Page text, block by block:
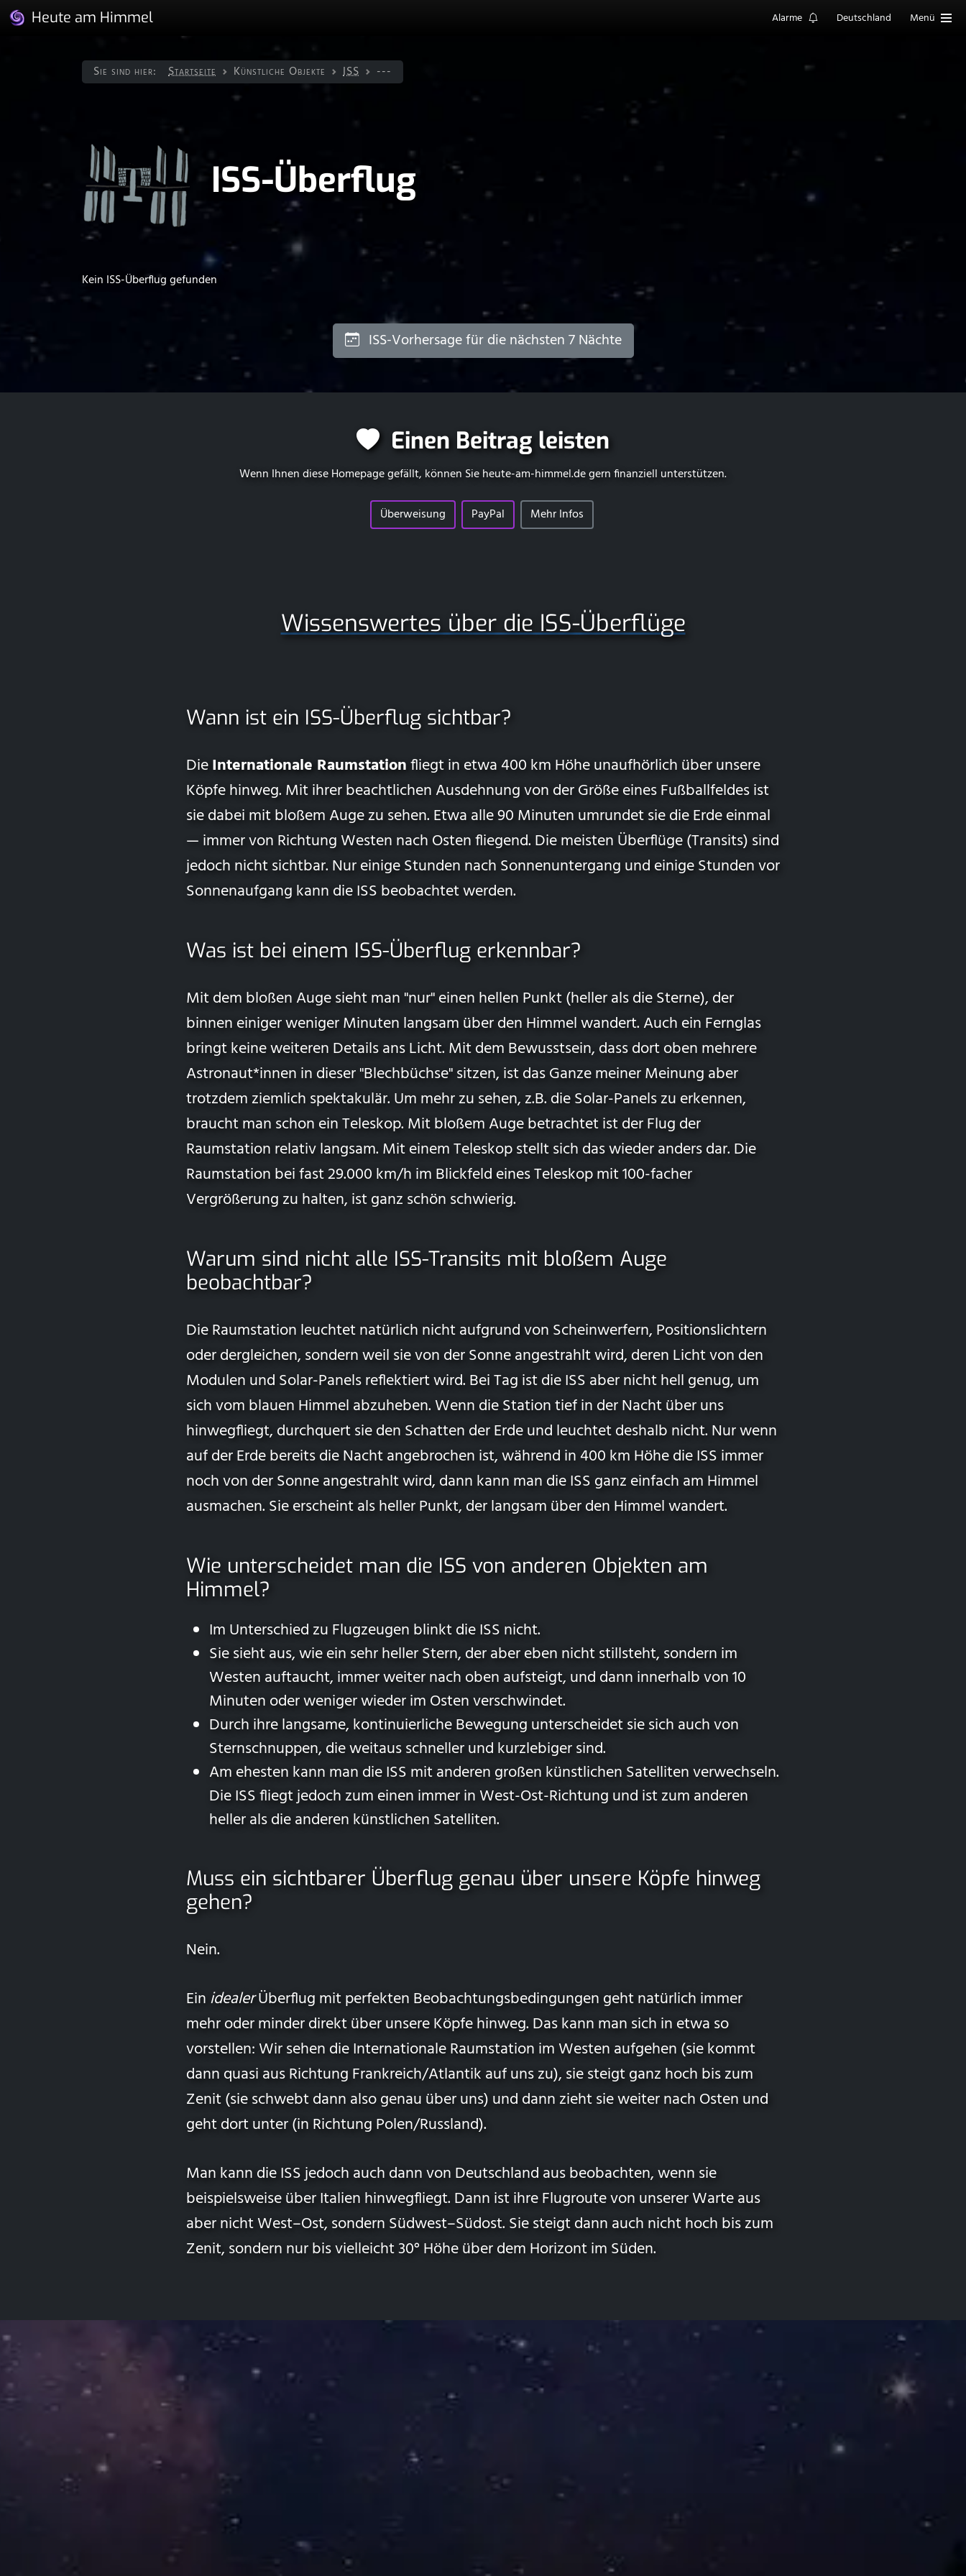
Heute am Himmel Alarme Deutschland Menü
Sie sind hier: Startseite Künstliche Objekte ISS ---
ISS-Überflug
Kein ISS-Überflug gefunden
ISS-Vorhersage für die nächsten 7 Nächte
Einen Beitrag leisten
Wenn Ihnen diese Homepage gefällt, können Sieheute-am-himmel.degern finanziell unterstützen.
Überweisung PayPal Mehr Infos
Wissenswertes über die ISS-Überflüge
Wann ist ein ISS-Überflug sichtbar?
DieInternationale Raumstationfliegt in etwa 400 km Höhe unaufhörlich über unsere
Köpfe hinweg. Mit ihrer beachtlichen Ausdehnung von der Größe eines Fußballfeldes ist
sie dabei mit bloßem Auge zu sehen. Etwa alle 90 Minuten umrundet sie die Erde einmal
— immer von Richtung Westen nach Osten fliegend. Die meisten Überflüge (Transits) sind
jedoch nicht sichtbar. Nur einige Stunden nach Sonnenuntergang und einige Stunden vor
Sonnenaufgang kann die ISS beobachtet werden.
Was ist bei einem ISS-Überflug erkennbar?
Mit dem bloßen Auge sieht man "nur" einen hellen Punkt (heller als die Sterne), der
binnen einiger weniger Minuten langsam über den Himmel wandert. Auch ein Fernglas
bringt keine weiteren Details ans Licht. Mit dem Bewusstsein, dass dort oben mehrere
Astronaut*innen in dieser "Blechbüchse" sitzen, ist das Ganze meiner Meinung aber
trotzdem ziemlich spektakulär. Um mehr zu sehen, z.B. die Solar-Panels zu erkennen,
braucht man schon ein Teleskop. Mit bloßem Auge betrachtet ist der Flug der
Raumstation relativ langsam. Mit einem Teleskop stellt sich das wieder anders dar. Die
Raumstation bei fast 29.000 km/h im Blickfeld eines Teleskop mit 100-facher
Vergrößerung zu halten, ist ganz schön schwierig.
Warum sind nicht alle ISS-Transits mit bloßem Auge
beobachtbar?
Die Raumstation leuchtet natürlich nicht aufgrund von Scheinwerfern, Positionslichtern
oder dergleichen, sondern weil sie von der Sonne angestrahlt wird, deren Licht von den
Modulen und Solar-Panels reflektiert wird. Bei Tag ist die ISS aber nicht hell genug, um
sich vom blauen Himmel abzuheben. Wenn die Station tief in der Nacht über uns
hinwegfliegt, durchquert sie den Schatten der Erde und leuchtet deshalb nicht. Nur wenn
auf der Erde bereits die Nacht angebrochen ist, während in 400 km Höhe die ISS immer
noch von der Sonne angestrahlt wird, dann kann man die ISS ganz einfach am Himmel
ausmachen. Sie erscheint als heller Punkt, der langsam über den Himmel wandert.
Wie unterscheidet man die ISS von anderen Objekten am
Himmel?
Im Unterschied zu Flugzeugen blinkt die ISS nicht.
Sie sieht aus, wie ein sehr heller Stern, der aber eben nicht stillsteht, sondern im
Westen auftaucht, immer weiter nach oben aufsteigt, und dann innerhalb von 10
Minuten oder weniger wieder im Osten verschwindet.
Durch ihre langsame, kontinuierliche Bewegung unterscheidet sie sich auch von
Sternschnuppen, die weitaus schneller und kurzlebiger sind.
Am ehesten kann man die ISS mit anderen großen künstlichen Satelliten verwechseln.
Die ISS fliegt jedoch zum einen immer in West-Ost-Richtung und ist zum anderen
heller als die anderen künstlichen Satelliten.
Muss ein sichtbarer Überflug genau über unsere Köpfe hinweg
gehen?
Nein.
Ein idealerÜberflug mit perfekten Beobachtungsbedingungen geht natürlich immer
mehr oder minder direkt über unsere Köpfe hinweg. Das kann man sich in etwa so
vorstellen: Wir sehen die Internationale Raumstation im Westen aufgehen (sie kommt
dann quasi aus Richtung Frankreich/Atlantik auf uns zu), sie steigt ganz hoch bis zum
Zenit (sie schwebt dann also genau über uns) und dann zieht sie weiter nach Osten und
geht dort unter (in Richtung Polen/Russland).
Man kann die ISS jedoch auch dann von Deutschland aus beobachten, wenn sie
beispielsweise über Italien hinwegfliegt. Dann ist ihre Flugroute von unserer Warte aus
aber nicht West–Ost, sondern Südwest–Südost. Sie steigt dann auch nicht hoch bis zum
Zenit, sondern nur bis vielleicht 30°Höhe über dem Horizontim Süden.